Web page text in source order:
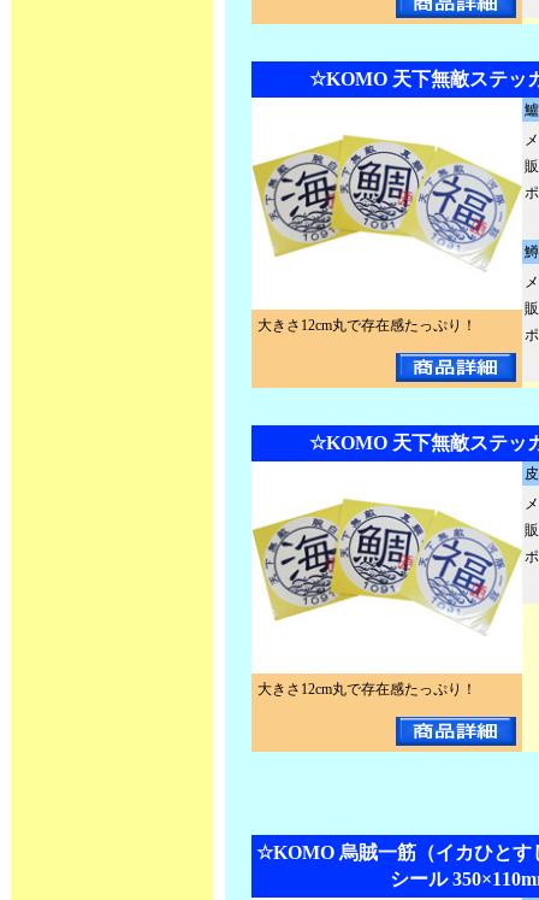
☆KOMO 天下無敵ステッ
大きさ12cm丸で存在感たっぷり！
☆KOMO 天下無敵ステッ
大きさ12cm丸で存在感たっぷり！
☆KOMO 烏賊一筋（イカひとす
シール